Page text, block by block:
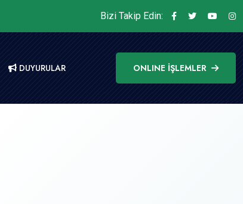
Bizi Takip Edin:
DUYURULAR ONLINE İŞLEMLER